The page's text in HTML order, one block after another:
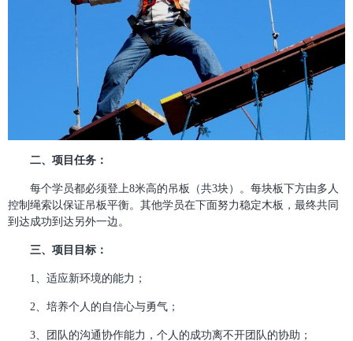
二、项目任务：
每个学员都必须登上8米高的吊板（共3块）。每块板下方由多人
控制绳索以保证吊板平衡。其他学员在下面努力稳定木板，最终共同
到达成功到达另外一边。
三、项目目标：
1、适应新环境的能力；
2、培养个人的自信心与勇气；
3、团队的沟通协作能力，个人的成功离不开团队的协助；